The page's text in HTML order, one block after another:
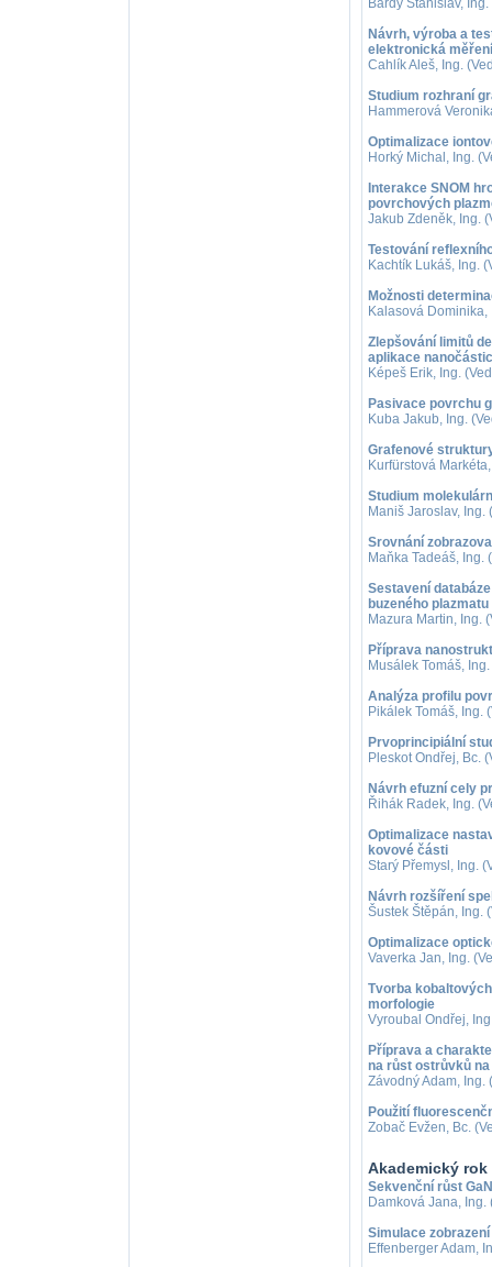
Bárdy Stanislav,
Návrh, výroba a
elektronická
Cahlík Aleš, Ing.
Studium rozhraní
Hammerová
Optimalizace
Horký Michal, Ing.
Interakce SNOM
povrchových
Jakub Zdeněk, Ing.
Testování
Kachtík Lukáš, Ing.
Možnosti
Kalasová
Zlepšování limitů
aplikace nanočástic
Képeš Erik, Ing.
Pasivace povrchu
Kuba Jakub, Ing.
Grafenové
Kurfürstová
Studium
Maniš Jaroslav,
Srovnání
Maňka Tadeáš, Ing.
Sestavení
buzeného
Mazura Martin, Ing.
Příprava
Musálek Tomáš,
Analýza profilu
Pikálek Tomáš, Ing.
Prvoprincipiální
Pleskot Ondřej, Bc.
Návrh efuzní cely
Řihák Radek, Ing.
Optimalizace
kovové části
Starý Přemysl, Ing.
Návrh rozšíření
Šustek Štěpán, Ing.
Optimalizace
Vaverka Jan, Ing.
Tvorba
morfologie
Vyroubal Ondřej,
Příprava a
na růst ostrůvků
Závodný Adam, Ing.
Použití
Zobač Evžen, Bc.
Akademický rok
Sekvenční růst
Damková Jana,
Simulace
Effenberger Adam,